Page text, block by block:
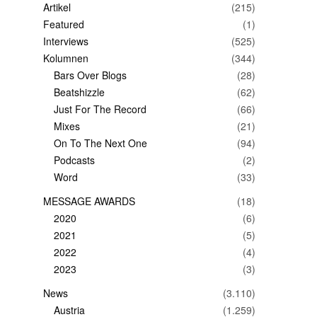
Artikel
(215)
Featured
(1)
Interviews
(525)
Kolumnen
(344)
Bars Over Blogs
(28)
Beatshizzle
(62)
Just For The Record
(66)
Mixes
(21)
On To The Next One
(94)
Podcasts
(2)
Word
(33)
MESSAGE AWARDS
(18)
2020
(6)
2021
(5)
2022
(4)
2023
(3)
News
(3.110)
Austria
(1.259)